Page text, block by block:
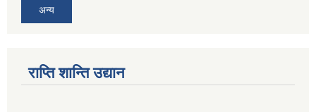
अन्य
राप्ति शान्ति उद्यान